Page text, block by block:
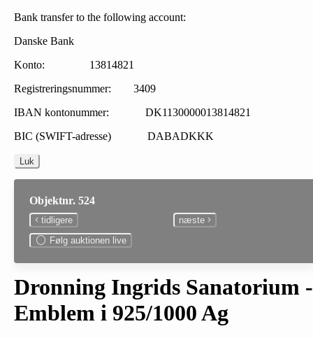
Bank transfer to the following account:
Danske Bank
Konto: 13814821
Registreringsnummer: 3409
IBAN kontonummer: DK1130000013814821
BIC (SWIFT-adresse) DABADKKK
Luk
Objektnr. 524
tidligere
næste
Følg auktionen live
Dronning Ingrids Sanatorium -
Emblem i 925/1000 Ag